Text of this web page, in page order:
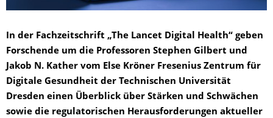
In der Fachzeitschrift „The Lancet Digital Health“ geben
Forschende um die Professoren Stephen Gilbert und
Jakob N. Kather vom Else Kröner Fresenius Zentrum für
Digitale Gesundheit der Technischen Universität
Dresden einen Überblick über Stärken und Schwächen
sowie die regulatorischen Herausforderungen aktueller